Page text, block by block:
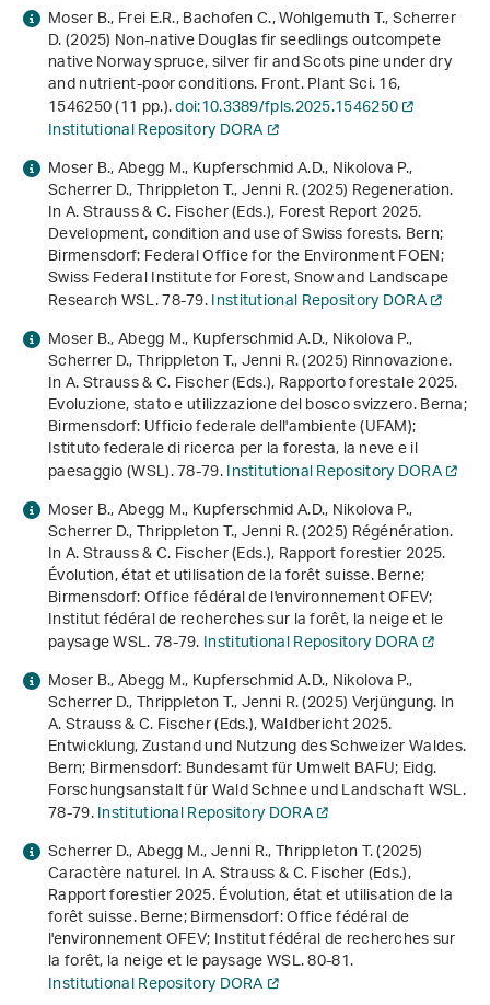
Moser B., Frei E.R., Bachofen C., Wohlgemuth T., Scherrer
D. (2025) Non-native Douglas fir seedlings outcompete
native Norway spruce, silver fir and Scots pine under dry
and nutrient-poor conditions. Front. Plant Sci.16,
1546250 (11 pp.).doi:10.3389/fpls.2025.1546250
Institutional Repository DORA
Moser B., Abegg M., Kupferschmid A.D., Nikolova P.,
Scherrer D., Thrippleton T., Jenni R. (2025) Regeneration.
In A. Strauss & C. Fischer (Eds.),Forest Report 2025.
Development, condition and use of Swiss forests. Bern;
Birmensdorf: Federal Office for the Environment FOEN;
Swiss Federal Institute for Forest, Snow and Landscape
Research WSL. 78-79.Institutional Repository DORA
Moser B., Abegg M., Kupferschmid A.D., Nikolova P.,
Scherrer D., Thrippleton T., Jenni R. (2025) Rinnovazione.
In A. Strauss & C. Fischer (Eds.),Rapporto forestale 2025.
Evoluzione, stato e utilizzazione del bosco svizzero. Berna;
Birmensdorf: Ufficio federale dell'ambiente (UFAM);
Istituto federale di ricerca per la foresta, la neve e il
paesaggio (WSL). 78-79.Institutional Repository DORA
Moser B., Abegg M., Kupferschmid A.D., Nikolova P.,
Scherrer D., Thrippleton T., Jenni R. (2025) Régénération.
In A. Strauss & C. Fischer (Eds.),Rapport forestier 2025.
Évolution, état et utilisation de la forêt suisse. Berne;
Birmensdorf: Office fédéral de l'environnement OFEV;
Institut fédéral de recherches sur la forêt, la neige et le
paysage WSL. 78-79.Institutional Repository DORA
Moser B., Abegg M., Kupferschmid A.D., Nikolova P.,
Scherrer D., Thrippleton T., Jenni R. (2025) Verjüngung. In
A. Strauss & C. Fischer (Eds.),Waldbericht 2025.
Entwicklung, Zustand und Nutzung des Schweizer Waldes.
Bern; Birmensdorf: Bundesamt für Umwelt BAFU; Eidg.
Forschungsanstalt für Wald Schnee und Landschaft WSL.
78-79.Institutional Repository DORA
Scherrer D., Abegg M., Jenni R., Thrippleton T. (2025)
Caractère naturel. In A. Strauss & C. Fischer (Eds.),
Rapport forestier 2025. Évolution, état et utilisation de la
forêt suisse. Berne; Birmensdorf: Office fédéral de
l'environnement OFEV; Institut fédéral de recherches sur
la forêt, la neige et le paysage WSL. 80-81.
Institutional Repository DORA